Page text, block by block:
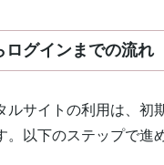
ログインまでの流れ
ルサイトの利用は、初
。以下のステップで進